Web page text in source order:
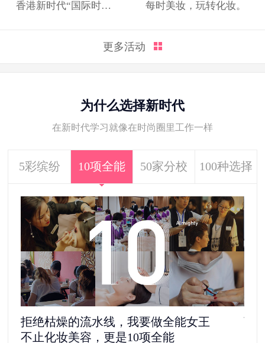
香港新时代“国际时装周”展演造型 每时美妆，玩转化妆。
更多活动
为什么选择新时代
在新时代学习就像在时尚圈里工作一样
5彩缤纷 10项全能 50家分校 100种选择
拒绝枯燥的流水线，我要做全能女王
不止化妆美容，更是10项全能
离